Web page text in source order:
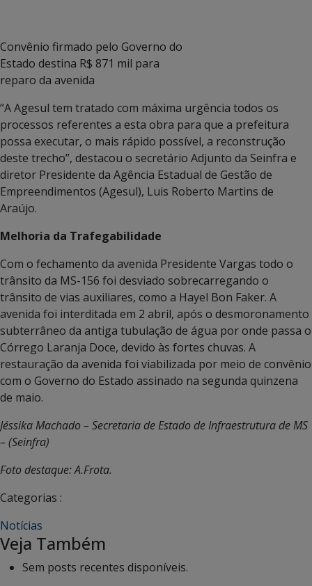
Convênio firmado pelo Governo do
Estado destina R$ 871 mil para
reparo da avenida
“A Agesul tem tratado com máxima urgência todos os
processos referentes a esta obra para que a prefeitura
possa executar, o mais rápido possível, a reconstrução
deste trecho”, destacou o secretário Adjunto da Seinfra e
diretor Presidente da Agência Estadual de Gestão de
Empreendimentos (Agesul), Luis Roberto Martins de
Araújo.
Melhoria da Trafegabilidade
Com o fechamento da avenida Presidente Vargas todo o
trânsito da MS-156 foi desviado sobrecarregando o
trânsito de vias auxiliares, como a Hayel Bon Faker. A
avenida foi interditada em 2 abril, após o desmoronamento
subterrâneo da antiga tubulação de água por onde passa o
Córrego Laranja Doce, devido às fortes chuvas. A
restauração da avenida foi viabilizada por meio de convênio
com o Governo do Estado assinado na segunda quinzena
de maio.
Jéssika Machado – Secretaria de Estado de Infraestrutura de MS
– (Seinfra)
Foto destaque: A.Frota.
Categorias :
Notícias
Veja Também
Sem posts recentes disponíveis.